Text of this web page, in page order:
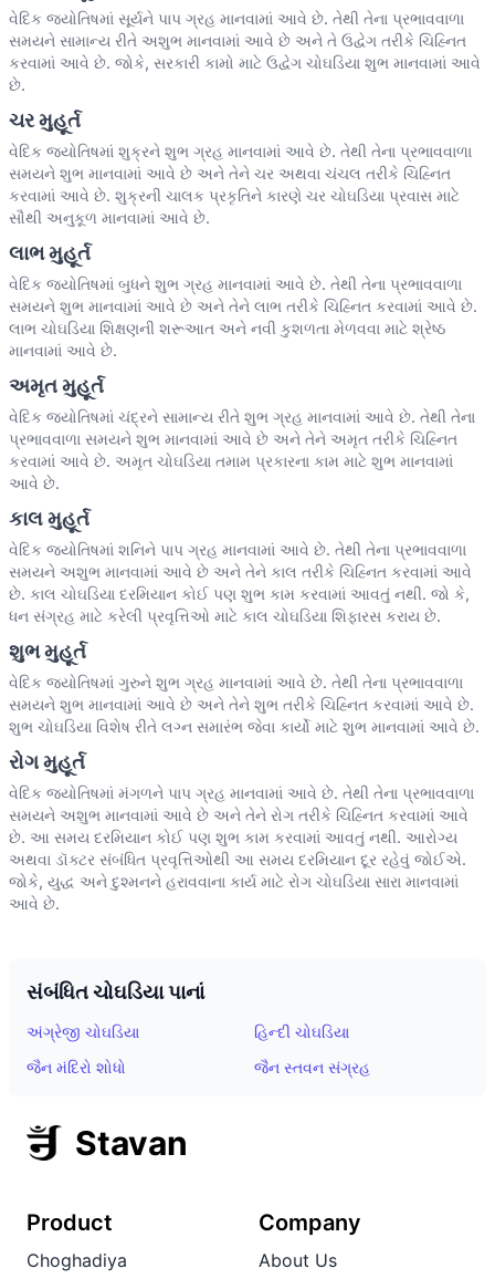
વેદિક જ્યોતિષમાં સૂર્યને પાપ ગ્રહ માનવામાં આવે છે. તેથી તેના પ્રભાવવાળા
સમયને સામાન્ય રીતે અશુભ માનવામાં આવે છે અને તે ઉદ્વેગ તરીકે ચિહ્નિત
કરવામાં આવે છે. જોકે, સરકારી કામો માટે ઉદ્વેગ ચોઘડિયા શુભ માનવામાં આવે
છે.
ચર મુહૂર્ત
વેદિક જ્યોતિષમાં શુક્રને શુભ ગ્રહ માનવામાં આવે છે. તેથી તેના પ્રભાવવાળા
સમયને શુભ માનવામાં આવે છે અને તેને ચર અથવા ચંચલ તરીકે ચિહ્નિત
કરવામાં આવે છે. શુક્રની ચાલક પ્રકૃતિને કારણે ચર ચોઘડિયા પ્રવાસ માટે
સૌથી અનુકૂળ માનવામાં આવે છે.
લાભ મુહૂર્ત
વેદિક જ્યોતિષમાં બુધને શુભ ગ્રહ માનવામાં આવે છે. તેથી તેના પ્રભાવવાળા
સમયને શુભ માનવામાં આવે છે અને તેને લાભ તરીકે ચિહ્નિત કરવામાં આવે છે.
લાભ ચોઘડિયા શિક્ષણની શરૂઆત અને નવી કુશળતા મેળવવા માટે શ્રેષ્ઠ
માનવામાં આવે છે.
અમૃત મુહૂર્ત
વેદિક જ્યોતિષમાં ચંદ્રને સામાન્ય રીતે શુભ ગ્રહ માનવામાં આવે છે. તેથી તેના
પ્રભાવવાળા સમયને શુભ માનવામાં આવે છે અને તેને અમૃત તરીકે ચિહ્નિત
કરવામાં આવે છે. અમૃત ચોઘડિયા તમામ પ્રકારના કામ માટે શુભ માનવામાં
આવે છે.
કાલ મુહૂર્ત
વેદિક જ્યોતિષમાં શનિને પાપ ગ્રહ માનવામાં આવે છે. તેથી તેના પ્રભાવવાળા
સમયને અશુભ માનવામાં આવે છે અને તેને કાલ તરીકે ચિહ્નિત કરવામાં આવે
છે. કાલ ચોઘડિયા દરમિયાન કોઈ પણ શુભ કામ કરવામાં આવતું નથી. જો કે,
ધન સંગ્રહ માટે કરેલી પ્રવૃત્તિઓ માટે કાલ ચોઘડિયા શિફારસ કરાય છે.
શુભ મુહૂર્ત
વેદિક જ્યોતિષમાં ગુરુને શુભ ગ્રહ માનવામાં આવે છે. તેથી તેના પ્રભાવવાળા
સમયને શુભ માનવામાં આવે છે અને તેને શુભ તરીકે ચિહ્નિત કરવામાં આવે છે.
શુભ ચોઘડિયા વિશેષ રીતે લગ્ન સમારંભ જેવા કાર્યો માટે શુભ માનવામાં આવે છે.
રોગ મુહૂર્ત
વેદિક જ્યોતિષમાં મંગળને પાપ ગ્રહ માનવામાં આવે છે. તેથી તેના પ્રભાવવાળા
સમયને અશુભ માનવામાં આવે છે અને તેને રોગ તરીકે ચિહ્નિત કરવામાં આવે
છે. આ સમય દરમિયાન કોઈ પણ શુભ કામ કરવામાં આવતું નથી. આરોગ્ય
અથવા ડૉક્ટર સંબંધિત પ્રવૃત્તિઓથી આ સમય દરમિયાન દૂર રહેવું જોઈએ.
જોકે, યુદ્ધ અને દુશ્મનને હરાવવાના કાર્ય માટે રોગ ચોઘડિયા સારા માનવામાં
આવે છે.
સંબંધિત ચોઘડિયા પાનાં
અંગ્રેજી ચોઘડિયા
હિન્દી ચોઘડિયા
જૈન મંદિરો શોધો
જૈન સ્તવન સંગ્રહ
Stavan
Product
Choghadiya
Company
About Us